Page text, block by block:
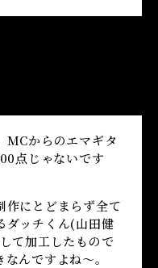
MCからのエマギタ
点じゃないです
作にとどまらず全て
ダッチくん(山田健
て加工したもので
んですよね〜。